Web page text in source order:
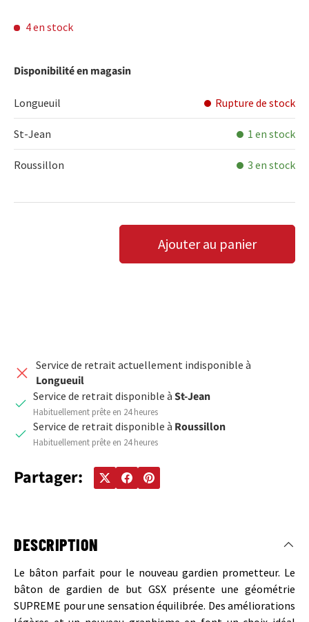
4 en stock
Disponibilité en magasin
Longueuil Rupture de stock
St-Jean 1 en stock
Roussillon 3 en stock
DIMINUER LA QUANTITÉ
AUGMENTER LA QUANTITÉ
Ajouter au panier
Service de retrait actuellement indisponible à
Longueuil
Service de retrait disponible à St-Jean
Habituellement prête en 24 heures
Service de retrait disponible à Roussillon
Habituellement prête en 24 heures
Partager:
DESCRIPTION
Le bâton parfait pour le nouveau gardien prometteur. Le
bâton de gardien de but GSX présente une géométrie
SUPREME pour une sensation équilibrée. Des améliorations